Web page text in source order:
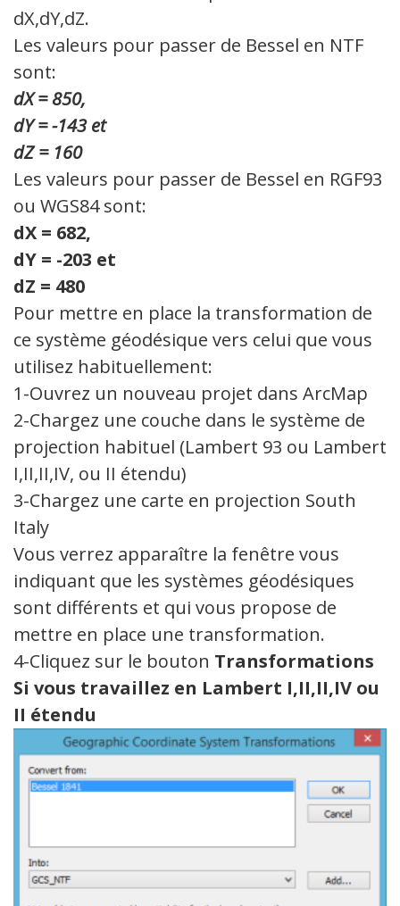
dX,dY,dZ.
Les valeurs pour passer de Bessel en NTF
sont:
dX = 850,
dY = -143 et
dZ = 160
Les valeurs pour passer de Bessel en RGF93
ou WGS84 sont:
dX = 682,
dY = -203 et
dZ = 480
Pour mettre en place la transformation de
ce système géodésique vers celui que vous
utilisez habituellement:
1-Ouvrez un nouveau projet dans ArcMap
2-Chargez une couche dans le système de
projection habituel (Lambert 93 ou Lambert
I,II,II,IV, ou II étendu)
3-Chargez une carte en projection South
Italy
Vous verrez apparaître la fenêtre vous
indiquant que les systèmes géodésiques
sont différents et qui vous propose de
mettre en place une transformation.
4-Cliquez sur le bouton Transformations
Si vous travaillez en Lambert I,II,II,IV ou
II étendu